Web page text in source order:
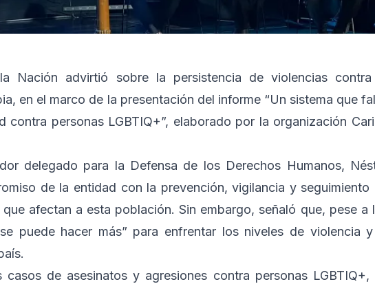
Nación advirtió sobre la persistencia de violencias
en el marco de la presentación del informe “Un sistema que
contra personas LGBTIQ+”, elaborado por la organización
delegado para la Defensa de los Derechos Humanos,
de la entidad con la prevención, vigilancia y seguimiento
afectan a esta población. Sin embargo, señaló que, pese a
puede hacer más” para enfrentar los niveles de violencia
de asesinatos y agresiones contra personas LGBTIQ+,